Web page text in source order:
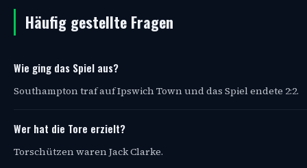
Häufig gestellte Fragen
Wie ging das Spiel aus?
Southampton traf auf Ipswich Town und das Spiel endete 2:2.
Wer hat die Tore erzielt?
Torschützen waren Jack Clarke.